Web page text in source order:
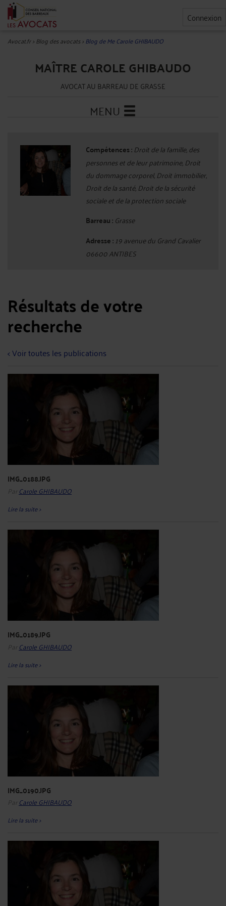
Connexion
Avocat.fr>Blog des avocats>Blog de Me Carole GHIBAUDO
MAÎTRE CAROLE GHIBAUDO
AVOCAT AU BARREAU DE GRASSE
MENU
Compétences : Droit de la famille, des
personnes et de leur patrimoine, Droit
du dommage corporel, Droit immobilier,
Droit de la santé, Droit de la sécurité
sociale et de la protection sociale
Barreau : Grasse
Adresse :19 avenue du Grand Cavalier
06600 ANTIBES
Résultats de votre
recherche
< Voir toutes les publications
IMG_0188.JPG
Par Carole GHIBAUDO
Lire la suite >
IMG_0189.JPG
Par Carole GHIBAUDO
Lire la suite >
IMG_0190.JPG
Par Carole GHIBAUDO
Lire la suite >